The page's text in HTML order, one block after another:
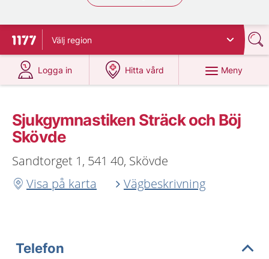
Till startsidan för 1177
Välj region
Logga in
på 1177.se
Hitta vård
på 1177.se
Meny
Sjukgymnastiken Sträck och Böj
Skövde
Sandtorget 1, 541 40, Skövde
Visa på karta
Vägbeskrivning
Telefon